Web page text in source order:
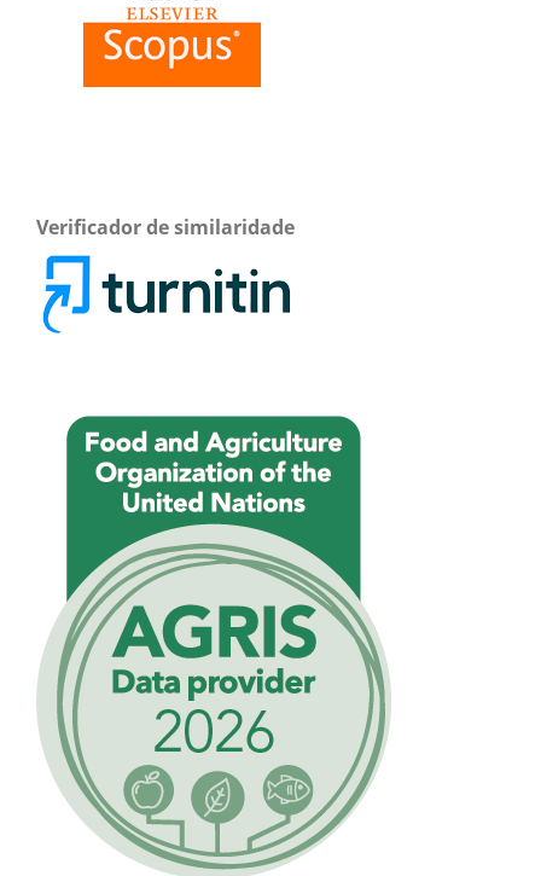
Verificador de similaridade